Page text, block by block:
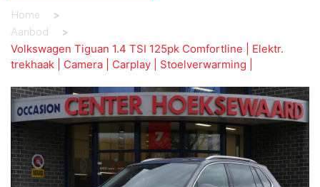
Home
>
Aanbod
>
Volkswagen Tiguan 1.4 TSI 125pk Comfortline | Elektr.
trekhaak | Camera | Carplay | Stoelverwarming |